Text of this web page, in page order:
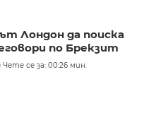
Лондон да поиска
по Брекзит
Чете се за: 00:26 мин.